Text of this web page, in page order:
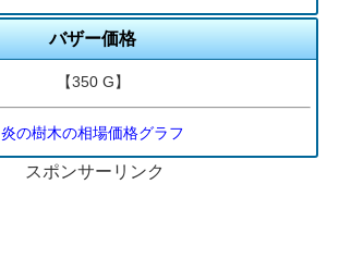
バザー価格
【350 G】
炎の樹木の相場価格グラフ
スポンサーリンク